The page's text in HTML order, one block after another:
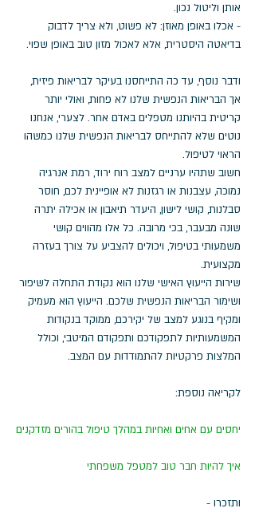
אותן וליטול נכון.
- אכלו באופן מאוזן: לא פשוט, ולא צריך לדבוק
בדיאטה היסטרית, אלא לאכול מזון טוב באופן שפוי.
ודבר נוסף, עד כה התייחסנו בעיקר לבריאות פיזית,
אך הבריאות הנפשית שלנו לא פחות, ואולי יותר
קריטית בהיותנו מטפלים באדם אחר. לצערי, אנחנו
נוטים שלא להתייחס לבריאות הנפשית שלנו כמשהו
הראוי לטיפול.
חשוב שתהיו ערניים למצב רוח ירוד, רמת אנרגיה
נמוכה, עצבנות או רגזנות לא אופיינית לכם, חוסר
סבלנות, קושי לישון, היעדר תיאבון או אכילה יתרה
שונה מבעבר, בכי מרובה. כל אלו מהווים קושי
משמעותי בטיפול, ויכולים להצביע על צורך בעזרה
מקצועית.
שירות הייעוץ האישי שלנו הוא נקודת התחלה לשיפור
ושימור הבריאות הנפשית שלכם. הייעוץ הוא מעמיק
ומקיף בנוגע למצב של יקירכם, ממוקד בנקודות
המשמעותיות לתפקודכם ותפקודם המיטבי, וכולל
המלצות פרקטיות להתמודדות עם המצב.
לקריאה נוספת:
יחסים עם אחים ואחיות במהלך טיפול בהורים מזדקנים
איך להיות חבר טוב למטפל משפחתי
ותזכרו -